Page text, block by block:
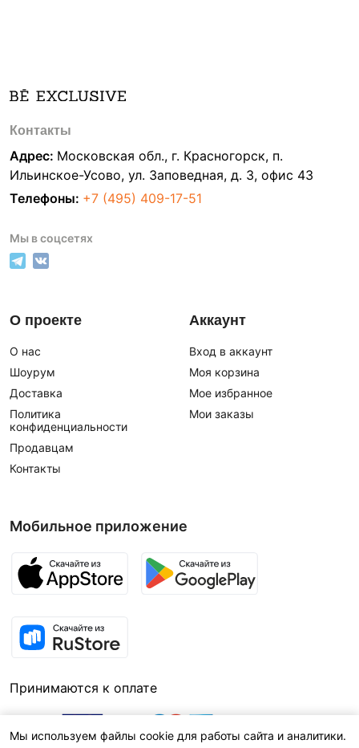
Контакты
Адрес: Московская обл., г. Красногорск, п.
Ильинское-Усово, ул. Заповедная, д. 3, офис 43
Телефоны: +7 (495) 409-17-51
Мы в соцсетях
О проекте
О нас
Шоурум
Доставка
Политика
конфиденциальности
Продавцам
Контакты
Аккаунт
Вход в аккаунт
Моя корзина
Мое избранное
Мои заказы
Мобильное приложение
Принимаются к оплате
Мы используем файлы cookie для работы сайта и аналитики.